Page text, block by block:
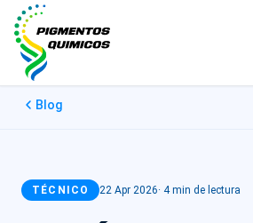
Blog
TÉCNICO 22 Apr 2026·4 min de lectura